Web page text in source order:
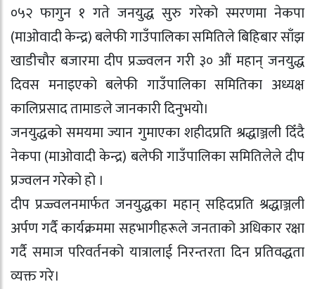
०५२ फागुन १ गते जनयुद्ध सुरु गरेको स्मरणमा नेकपा
(माओवादी केन्द्र) बलेफी गाउँपालिका समितिले बिहिबार साँझ
खाडीचौर बजारमा दीप प्रज्ज्वलन गरी ३० औं महान् जनयुद्ध
दिवस मनाइएको बलेफी गाउँपालिका समितिका अध्यक्ष
कालिप्रसाद तामाङले जानकारी दिनुभयो।
जनयुद्धको समयमा ज्यान गुमाएका शहीदप्रति श्रद्धाञ्जली दिँदै
नेकपा (माओवादी केन्द्र) बलेफी गाउँपालिका समितिलेले दीप
प्रज्वलन गरेको हो ।
दीप प्रज्ज्वलनमार्फत जनयुद्धका महान् सहिदप्रति श्रद्धाञ्जली
अर्पण गर्दै कार्यक्रममा सहभागीहरूले जनताको अधिकार रक्षा
गर्दै समाज परिवर्तनको यात्रालाई निरन्तरता दिन प्रतिवद्धता
व्यक्त गरे।